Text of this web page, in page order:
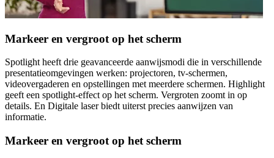
Markeer en vergroot op het scherm
Spotlight heeft drie geavanceerde aanwijsmodi die in verschillende
presentatieomgevingen werken: projectoren, tv-schermen,
videovergaderen en opstellingen met meerdere schermen. Highlight
geeft een spotlight-effect op het scherm. Vergroten zoomt in op
details. En Digitale laser biedt uiterst precies aanwijzen van
informatie.
Markeer en vergroot op het scherm